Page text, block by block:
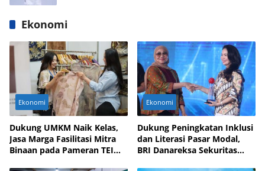
Ekonomi
Ekonomi
Dukung UMKM Naik Kelas,
Jasa Marga Fasilitasi Mitra
Binaan pada Pameran TEI
Ekonomi
Dukung Peningkatan Inklusi
dan Literasi Pasar Modal,
BRI Danareksa Sekuritas